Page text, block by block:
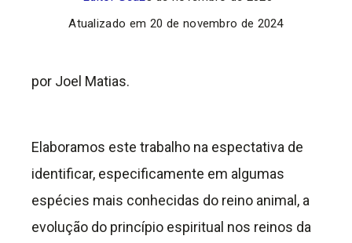
Atualizado em 20 de novembro de 2024
por Joel Matias.
Elaboramos este trabalho na espectativa de
identificar, especificamente em algumas
espécies mais conhecidas do reino animal, a
evolução do princípio espiritual nos reinos da